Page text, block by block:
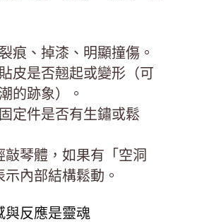
痕、掉漆、明顯撞傷。
皮是否翹起或變形（可
的跡象）。
定件是否有生鏽或鬆
敲琴體，如果有「空洞
內部結構鬆動。
與反應是靈魂